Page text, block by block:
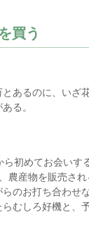
買う
あるのに、いざ
る。
ら初めてお会いす
農産物を販売さ
のお打ち合わせ
むしろ好機と、